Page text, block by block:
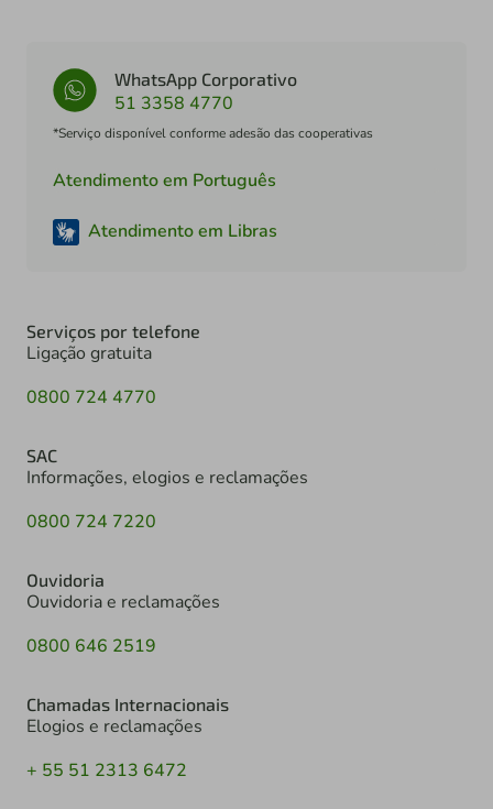
WhatsApp Corporativo
51 3358 4770
*Serviço disponível conforme adesão das cooperativas
Atendimento em Português
Atendimento em Libras
Serviços por telefone
Ligação gratuita
0800 724 4770
SAC
Informações, elogios e reclamações
0800 724 7220
Ouvidoria
Ouvidoria e reclamações
0800 646 2519
Chamadas Internacionais
Elogios e reclamações
+ 55 51 2313 6472